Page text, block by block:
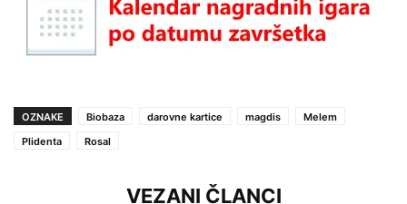
OZNAKE Biobaza darovne kartice magdis
Melem
Plidenta
Rosal
VEZANI ČLANCI